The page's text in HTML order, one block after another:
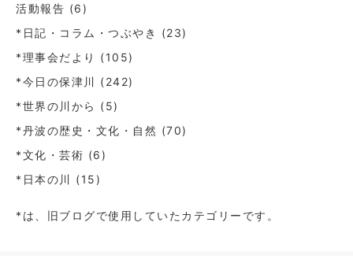
活動報告 (6)
*日記・コラム・つぶやき
(23)
*理事会だより
(105)
*今日の保津川 (242)
*世界の川から (5)
*丹波の歴史・文化・自然 (70)
*文化・芸術 (6)
*日本の川 (15)
*は、旧ブログで使用していたカテゴリーです。